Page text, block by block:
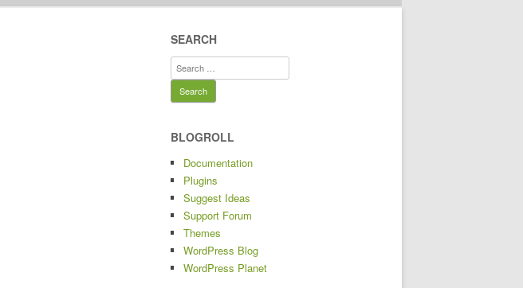
SEARCH
Search
for:
BLOGROLL
Documentation
Plugins
Suggest Ideas
Support Forum
Themes
WordPress Blog
WordPress Planet